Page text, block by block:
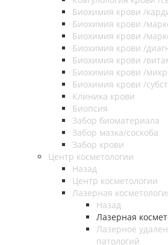
Биохимия крови /
Биохимия крови /
Биохимия крови /
Биохимия крови /
Биохимия крови /
Биохимия крови /
Биохимия крови /
Клиника крови
Биопсия
Забор биоматериала
Забор мазка/соскоба
Забор крови
Центр косметологии
Назад
Центр косметологии
Лазерная
Назад
Лазерная
Лазерное
патологий